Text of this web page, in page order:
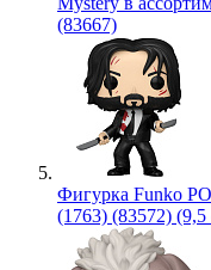
(83667)
Фигурка Funko
(1763) (83572) (9,5